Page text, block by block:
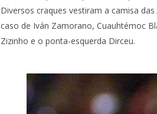
Diversos craques vestiram a camisa das
caso de Iván Zamorano, Cuauhtémoc
Zizinho e o ponta-esquerda Dirceu.